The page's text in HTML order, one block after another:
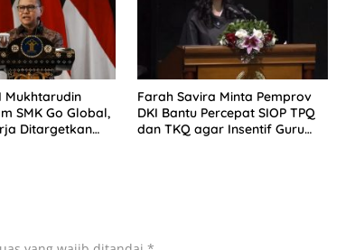
Mukhtarudin
SMK Go Global,
Ditargetkan
Farah Savira Minta Pemprov
DKI Bantu Percepat SIOP TPQ
dan TKQ agar Insentif Guru